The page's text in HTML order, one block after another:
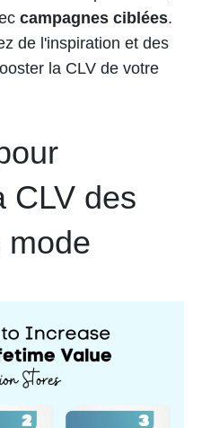
campagnes ciblées.
de l'inspiration et des
la CLV de votre
CLV des
mode